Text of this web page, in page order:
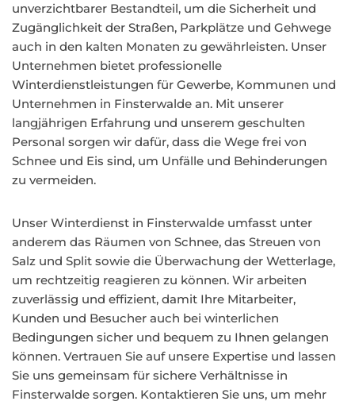
unverzichtbarer Bestandteil, um die Sicherheit und
Zugänglichkeit der Straßen, Parkplätze und Gehwege
auch in den kalten Monaten zu gewährleisten. Unser
Unternehmen bietet professionelle
Winterdienstleistungen für Gewerbe, Kommunen und
Unternehmen in Finsterwalde an. Mit unserer
langjährigen Erfahrung und unserem geschulten
Personal sorgen wir dafür, dass die Wege frei von
Schnee und Eis sind, um Unfälle und Behinderungen
zu vermeiden.
Unser Winterdienst in Finsterwalde umfasst unter
anderem das Räumen von Schnee, das Streuen von
Salz und Split sowie die Überwachung der Wetterlage,
um rechtzeitig reagieren zu können. Wir arbeiten
zuverlässig und effizient, damit Ihre Mitarbeiter,
Kunden und Besucher auch bei winterlichen
Bedingungen sicher und bequem zu Ihnen gelangen
können. Vertrauen Sie auf unsere Expertise und lassen
Sie uns gemeinsam für sichere Verhältnisse in
Finsterwalde sorgen. Kontaktieren Sie uns, um mehr